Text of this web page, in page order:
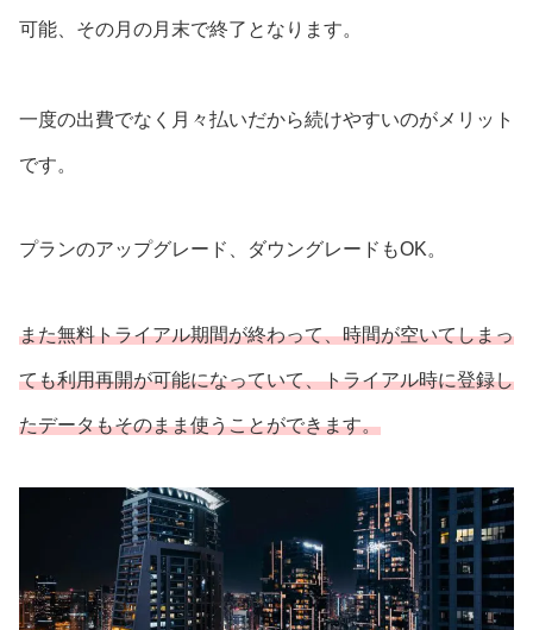
可能、その月の月末で終了となります。
一度の出費でなく月々払いだから続けやすいのがメリット
です。
プランのアップグレード、ダウングレードもOK。
また無料トライアル期間が終わって、時間が空いてしまっ
ても利用再開が可能になっていて、トライアル時に登録し
たデータもそのまま使うことができます。